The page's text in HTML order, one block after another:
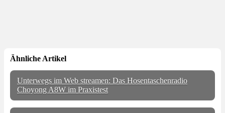
Ähnliche Artikel
Unterwegs im Web streamen: Das Hosentaschenradio
Choyong A8W im Praxistest